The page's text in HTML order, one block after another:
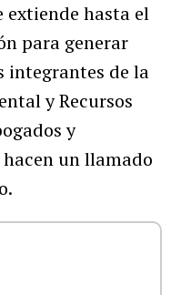
extiende hasta el
para generar
integrantes de la
y Recursos
y
un llamado